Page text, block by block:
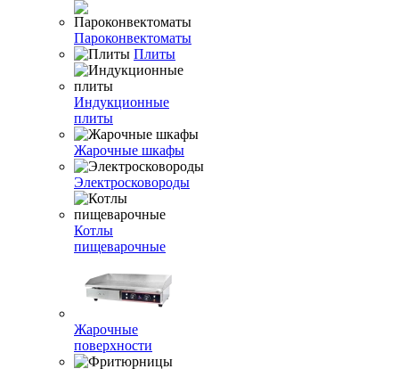
Пароконвектоматы
Плиты
Индукционные
плиты
Жарочные шкафы
Электросковороды
Котлы
пищеварочные
Жарочные
поверхности